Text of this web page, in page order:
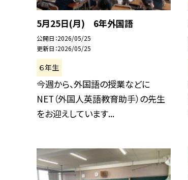
5月25日(月) 6年外国語
公開日 2026/05/25
更新日 2026/05/25
６年生
今週から、外国語の授業などに
NET（外国人英語教育助手）の先生
をお迎えしています...